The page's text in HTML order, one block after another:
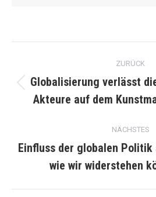
ZURÜCK
Globalisierung verlässt
Akteure auf dem
NÄCHSTES
Einfluss der globalen
wie wir widerstehen